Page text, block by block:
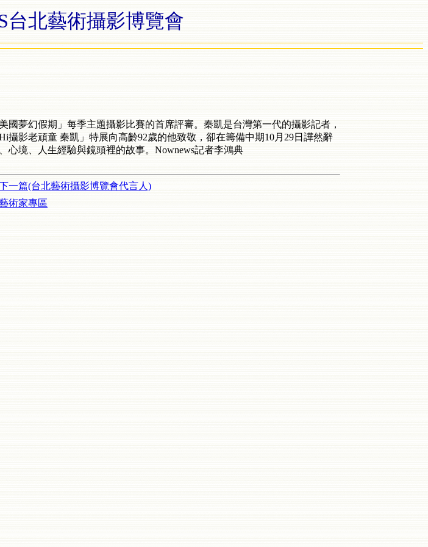
台北藝術攝影博覽會
夢幻假期」每季主題攝影比賽的首席評審。秦凱是台灣第一代的攝影記者，
影老頑童 秦凱」特展向高齡92歲的他致敬，卻在籌備中期10月29日譁然辭
境、人生經驗與鏡頭裡的故事。Nownews記者李鴻典
一篇(台北藝術攝影博覽會代言人)
術家專區